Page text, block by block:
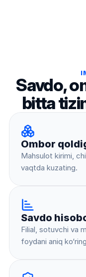
Savdo,
bitta
Ombor
Mahsulot kirimi,
vaqtda kuzating.
Savdo
Filial, sotuvchi va
foydani aniq